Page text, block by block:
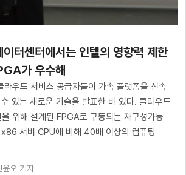
터센터에서는 인텔의 영향력 제한
가 우수해
라우드 서비스 공급자들이 가속 플랫폼을 신속
있는 새로운 기술을 발표한 바 있다. 클라우드
위해 설계된 FPGA로 구동되는 재구성가능
서버 CPU에 비해 40배 이상의 컴퓨팅
윤오 기자